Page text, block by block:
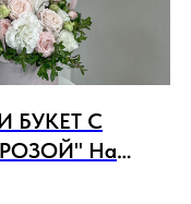
БУКЕТ С
На